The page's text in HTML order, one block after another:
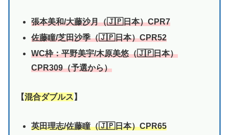
張本美和/大藤沙月（🇯🇵日本）CPR7
佐藤瞳/芝田沙季（🇯🇵日本）CPR52
WC枠：平野美宇/木原美悠（🇯🇵日本）
CPR309（予選から）
【混合ダブルス 】
英田理志/佐藤瞳（🇯🇵日本）CPR65